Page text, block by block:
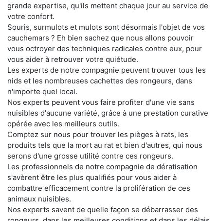
grande expertise, qu'ils mettent chaque jour au service de
votre confort.
Souris, surmulots et mulots sont désormais l'objet de vos
cauchemars ? Eh bien sachez que nous allons pouvoir
vous octroyer des techniques radicales contre eux, pour
vous aider à retrouver votre quiétude.
Les experts de notre compagnie peuvent trouver tous les
nids et les nombreuses cachettes des rongeurs, dans
n'importe quel local.
Nos experts peuvent vous faire profiter d'une vie sans
nuisibles d'aucune variété, grâce à une prestation curative
opérée avec les meilleurs outils.
Comptez sur nous pour trouver les pièges à rats, les
produits tels que la mort au rat et bien d'autres, qui nous
serons d'une grosse utilité contre ces rongeurs.
Les professionnels de notre compagnie de dératisation
s'avèrent être les plus qualifiés pour vous aider à
combattre efficacement contre la prolifération de ces
animaux nuisibles.
Nos experts savent de quelle façon se débarrasser des